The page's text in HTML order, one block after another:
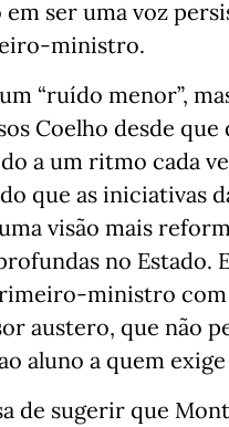
ser uma voz
ministro.
“ruído menor”,
Coelho desde
a um ritmo cada
que as iniciativas
visão mais
no Estado.
ministro
austero, que não
aluno a quem
de sugerir que